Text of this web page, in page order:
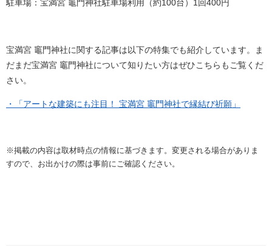
駐車場：宝満宮 竈門神社駐車場利用（約100台）1回400円
宝満宮 竈門神社に関する記事は以下の特集でも紹介しています。ま
だまだ宝満宮 竈門神社について知りたい方はぜひこちらもご覧くだ
さい。
・「アートな建築にも注目！ 宝満宮 竈門神社で縁結び祈願」
※掲載の内容は取材時点の情報に基づきます。変更される場合がありま
すので、お出かけの際は事前にご確認ください。